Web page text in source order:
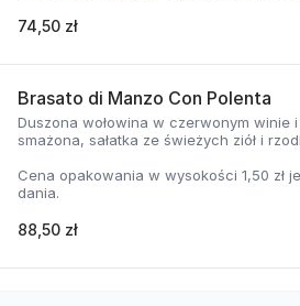
74,50 zł
Brasato di Manzo Con Polenta
Duszona wołowina w czerwonym winie
smażona, sałatka ze świeżych ziół i
Cena opakowania w wysokości 1,50 zł
dania.
88,50 zł